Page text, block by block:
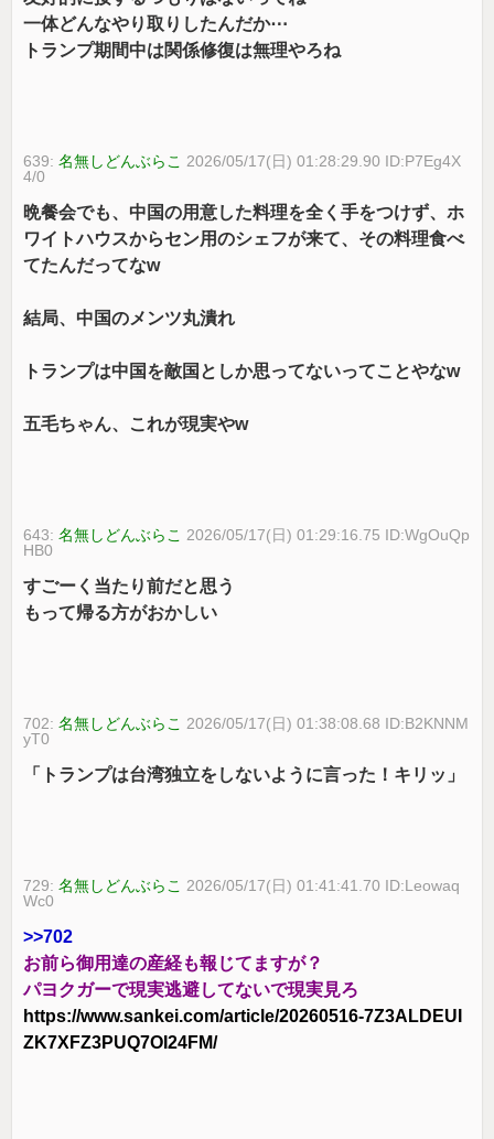
一体どんなやり取りしたんだか⋯
トランプ期間中は関係修復は無理やろね
639:名無しどんぶらこ 2026/05/17(日) 01:28:29.90 ID:P7Eg4X
4/0
晩餐会でも、中国の用意した料理を全く手をつけず、ホ
ワイトハウスからセン用のシェフが来て、その料理食べ
てたんだってなw
結局、中国のメンツ丸潰れ
トランプは中国を敵国としか思ってないってことやなw
五毛ちゃん、これが現実やw
643:名無しどんぶらこ 2026/05/17(日) 01:29:16.75 ID:WgOuQp
HB0
すごーく当たり前だと思う
もって帰る方がおかしい
702:名無しどんぶらこ 2026/05/17(日) 01:38:08.68 ID:B2KNNM
yT0
「トランプは台湾独立をしないように言った！キリッ」
729:名無しどんぶらこ 2026/05/17(日) 01:41:41.70 ID:Leowaq
Wc0
>>702
お前ら御用達の産経も報じてますが？
パヨクガーで現実逃避してないで現実見ろ
https://www.sankei.com/article/20260516-7Z3ALDEUI
ZK7XFZ3PUQ7OI24FM/